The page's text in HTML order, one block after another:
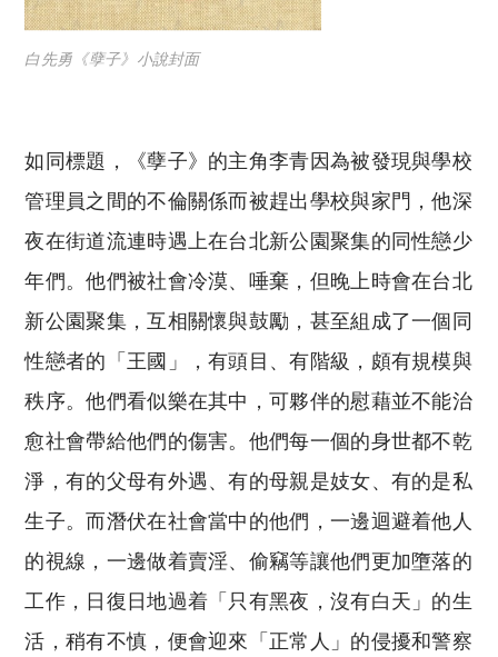
白先勇《孽子》小說封面
如同標題，《孽子》的主角李青因為被發現與學校
管理員之間的不倫關係而被趕出學校與家門，他深
夜在街道流連時遇上在台北新公園聚集的同性戀少
年們。他們被社會冷漠、唾棄，但晚上時會在台北
新公園聚集，互相關懷與鼓勵，甚至組成了一個同
性戀者的「王國」，有頭目、有階級，頗有規模與
秩序。他們看似樂在其中，可夥伴的慰藉並不能治
愈社會帶給他們的傷害。他們每一個的身世都不乾
淨，有的父母有外遇、有的母親是妓女、有的是私
生子。而潛伏在社會當中的他們，一邊迴避着他人
的視線，一邊做着賣淫、偷竊等讓他們更加墮落的
工作，日復日地過着「只有黑夜，沒有白天」的生
活，稍有不慎，便會迎來「正常人」的侵擾和警察